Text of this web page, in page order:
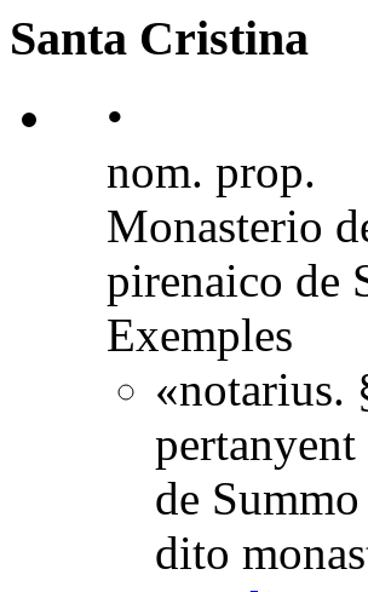
Santa Cristina
•
nom. prop.
Monasterio
pirenaico de
Exemples
«notarius.
de
dito